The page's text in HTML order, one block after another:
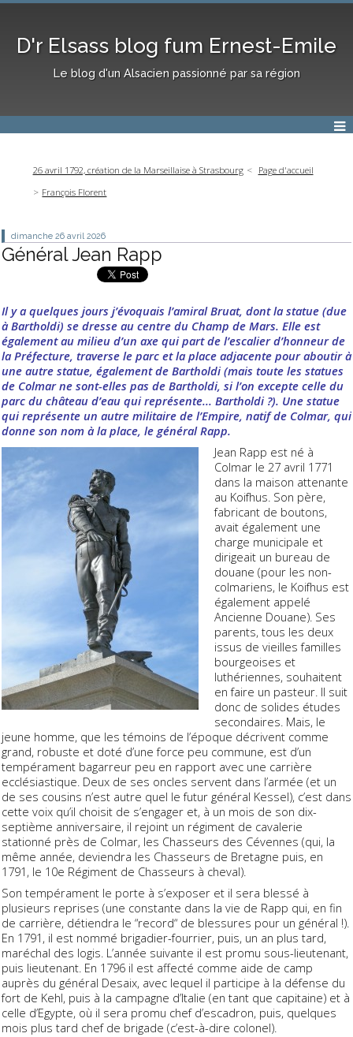
D'r Elsass blog fum Ernest-Emile
Le blog d'un Alsacien passionné par sa région
26 avril 1792, création de la Marseillaise à Strasbourg
Page d'accueil
François Florent
dimanche 26 avril 2026
Général Jean Rapp
Il y a quelques jours j’évoquais l’amiral Bruat, dont la statue (due
à Bartholdi) se dresse au centre du Champ de Mars. Elle est
également au milieu d’un axe qui part de l’escalier d’honneur de
la Préfecture, traverse le parc et la place adjacente pour aboutir à
une autre statue, également de Bartholdi (mais toute les statues
de Colmar ne sont-elles pas de Bartholdi, si l’on excepte celle du
parc du château d’eau qui représente... Bartholdi ?). Une statue
qui représente un autre militaire de l’Empire, natif de Colmar, qui
donne son nom à la place, le général Rapp.
Jean Rapp est né à
Colmar le 27 avril 1771
dans la maison attenante
au Koifhus. Son père,
fabricant de boutons,
avait également une
charge municipale et
dirigeait un bureau de
douane (pour les non-
colmariens, le Koifhus est
également appelé
Ancienne Douane). Ses
parents, tous les deux
issus de vieilles familles
bourgeoises et
luthériennes, souhaitent
en faire un pasteur. Il suit
donc de solides études
secondaires. Mais, le
jeune homme, que les témoins de l’époque décrivent comme
grand, robuste et doté d’une force peu commune, est d’un
tempérament bagarreur peu en rapport avec une carrière
ecclésiastique. Deux de ses oncles servent dans l’armée (et un
de ses cousins n’est autre quel le futur général Kessel), c’est dans
cette voix qu’il choisit de s’engager et, à un mois de son dix-
septième anniversaire, il rejoint un régiment de cavalerie
stationné près de Colmar, les Chasseurs des Cévennes (qui, la
même année, deviendra les Chasseurs de Bretagne puis, en
1791, le 10e Régiment de Chasseurs à cheval).
Son tempérament le porte à s’exposer et il sera blessé à
plusieurs reprises (une constante dans la vie de Rapp qui, en fin
de carrière, détiendra le “record“ de blessures pour un général !).
En 1791, il est nommé brigadier-fourrier, puis, un an plus tard,
maréchal des logis. L’année suivante il est promu sous-lieutenant,
puis lieutenant. En 1796 il est affecté comme aide de camp
auprès du général Desaix, avec lequel il participe à la défense du
fort de Kehl, puis à la campagne d’Italie (en tant que capitaine) et à
celle d’Egypte, où il sera promu chef d’escadron, puis, quelques
mois plus tard chef de brigade (c’est-à-dire colonel).